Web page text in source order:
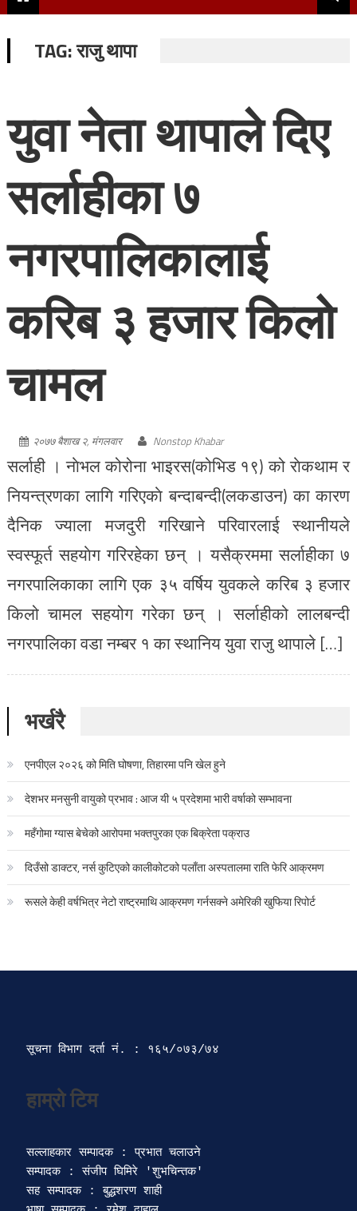
TAG:राजु थापा
युवा नेता थापाले दिए
सर्लाहीका ७
नगरपालिकालाई
करिब ३ हजार किलो
चामल
२०७७ बैशाख २, मंगलवार Nonstop Khabar
सर्लाही । नाेभल कोरोना भाइरस(कोभिड १९) को राेकथाम र
नियन्त्रणका लागि गरिएकाे बन्दाबन्दी(लकडाउन) का कारण
दैनिक ज्याला मजदुरी गरिखाने परिवारलाई स्थानीयले
स्वस्फूर्त सहयाेग गरिरहेका छन् । यसैक्रममा सर्लाहीका ७
नगरपालिकाका लागि एक ३५ वर्षिय युवकले करिब ३ हजार
किलो चामल सहयोग गरेका छन् । सर्लाहीको लालबन्दी
नगरपालिका वडा नम्बर १ का स्थानिय युवा राजु थापाले […]
भर्खरै
एनपीएल २०२६ को मिति घोषणा, तिहारमा पनि खेल हुने
देशभर मनसुनी वायुको प्रभाव : आज यी ५ प्रदेशमा भारी वर्षाको सम्भावना
महँगोमा ग्यास बेचेको आरोपमा भक्तपुरका एक बिक्रेता पक्राउ
दिउँसो डाक्टर, नर्स कुटिएको कालीकोटको पलाँता अस्पतालमा राति फेरि आक्रमण
रूसले केही वर्षभित्र नेटो राष्ट्रमाथि आक्रमण गर्नसक्ने अमेरिकी खुफिया रिपोर्ट
सूचना विभाग दर्ता‍ नं. : १६५/०७३/७४
हाम्रो टिम
सल्लाहकार सम्पादक : प्रभात चलाउने
सम्पादक : संजीप घिमिरे 'शुभचिन्तक'
सह सम्पादक : बुद्धशरण शाही